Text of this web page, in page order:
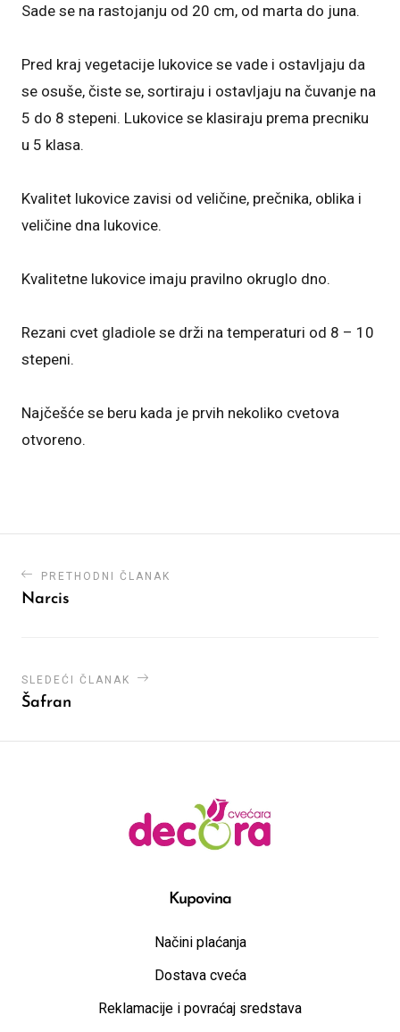
Sade se na rastojanju od 20 cm, od marta do juna.
Pred kraj vegetacije lukovice se vade i ostavljaju da
se osuše, čiste se, sortiraju i ostavljaju na čuvanje na
5 do 8 stepeni. Lukovice se klasiraju prema precniku
u 5 klasa.
Kvalitet lukovice zavisi od veličine, prečnika, oblika i
veličine dna lukovice.
Kvalitetne lukovice imaju pravilno okruglo dno.
Rezani cvet gladiole se drži na temperaturi od 8 – 10
stepeni.
Najčešće se beru kada je prvih nekoliko cvetova
otvoreno.
PRETHODNI ČLANAK
Narcis
SLEDEĆI ČLANAK
Šafran
Kupovina
Načini plaćanja
Dostava cveća
Reklamacije i povraćaj sredstava